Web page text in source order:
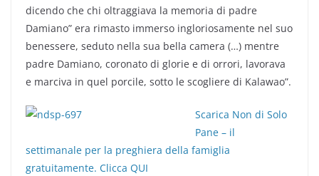
dicendo che chi oltraggiava la memoria di padre
Damiano” era rimasto immerso ingloriosamente nel suo
benessere, seduto nella sua bella camera (…) mentre
padre Damiano, coronato di glorie e di orrori, lavorava
e marciva in quel porcile, sotto le scogliere di Kalawao”.
Scarica Non di Solo
Pane – il
settimanale per la preghiera della famiglia
gratuitamente. Clicca QUI